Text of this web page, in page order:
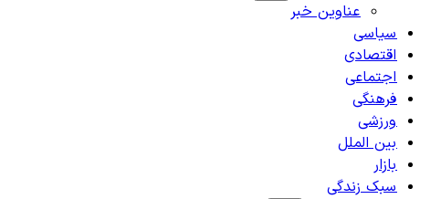
عناوین خبر
سیاسی
اقتصادی
اجتماعی
فرهنگی
ورزشی
بین الملل
بازار
سبک زندگی